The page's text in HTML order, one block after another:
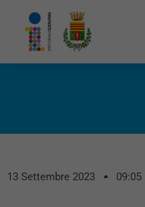
13 Settembre 2023 09:05